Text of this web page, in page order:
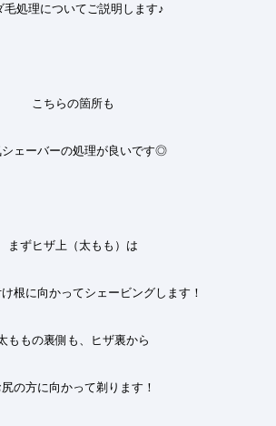
毛処理について ご説明します♪
こちらの箇所も
シェーバーの処理が良いです◎
まずヒザ上（太もも）は
根に向かってシェービングします！
ももの裏側も、ヒザ裏から
尻の方に向かって剃ります！